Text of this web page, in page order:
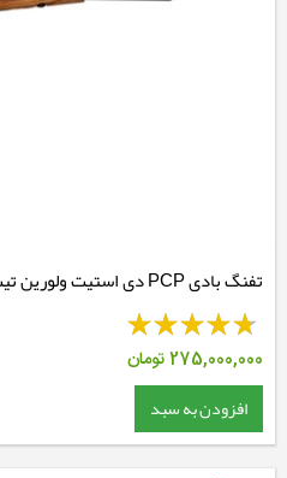
تفنگ بادی PCP دی استیت ولورین تیپ B
275,000,000تومان
افزودن به سبد